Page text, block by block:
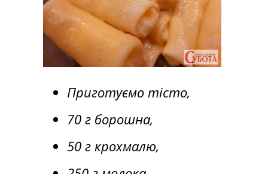
Приготуємо тісто,
70 г борошна,
50 г крохмалю,